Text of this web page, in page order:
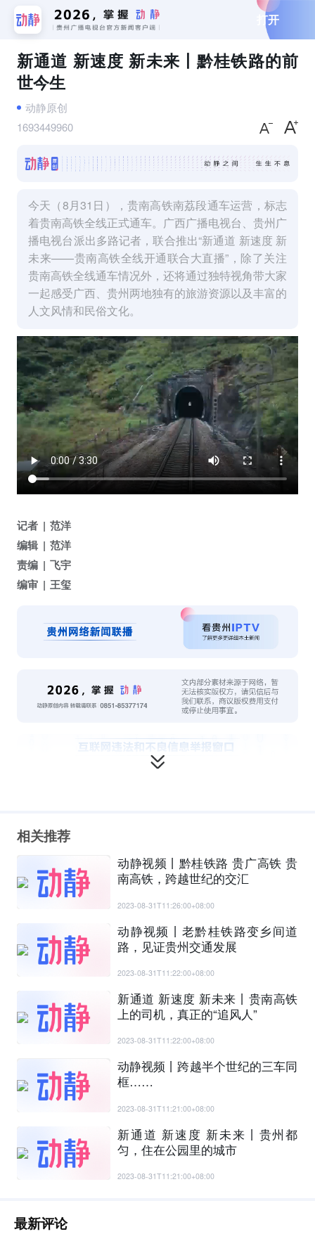
打开
新通道 新速度 新未来丨黔桂铁路的前
世今生
动静原创
1693449960
今天（8月31日），贵南高铁南荔段通车运营，标志
着贵南高铁全线正式通车。广西广播电视台、贵州广
播电视台派出多路记者，联合推出“新通道 新速度 新
未来——贵南高铁全线开通联合大直播”，除了关注
贵南高铁全线通车情况外，还将通过独特视角带大家
一起感受广西、贵州两地独有的旅游资源以及丰富的
人文风情和民俗文化。
记者
范洋
编辑
范洋
责编
飞宇
编审
王玺
相关推荐
动静视频丨黔桂铁路 贵广高铁 贵
南高铁，跨越世纪的交汇
2023-08-31T11:26:00+08:00
动静视频丨老黔桂铁路变乡间道
路，见证贵州交通发展
2023-08-31T11:22:00+08:00
新通道 新速度 新未来丨贵南高铁
上的司机，真正的“追风人”
2023-08-31T11:22:00+08:00
动静视频丨跨越半个世纪的三车同
框……
2023-08-31T11:21:00+08:00
新通道 新速度 新未来丨贵州都
匀，住在公园里的城市
2023-08-31T11:21:00+08:00
最新评论